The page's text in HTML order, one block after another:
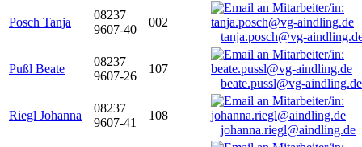
Posch Tanja
08237
9607-40
002
tanja.posch@vg-
Pußl Beate
08237
9607-26
107
beate.pussl@vg-aindling.de
Riegl Johanna
08237
9607-41
108
johanna.riegl@aindling.de